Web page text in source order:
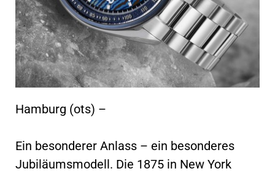
Hamburg (ots) –
Ein besonderer Anlass – ein besonderes
Jubiläumsmodell. Die 1875 in New York